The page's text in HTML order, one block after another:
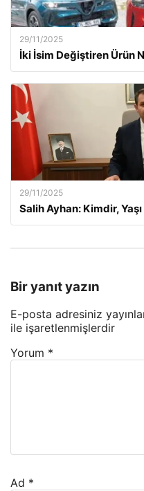
29/11/2025
İki İsim Değiştiren Ürün
29/11/2025
Salih Ayhan: Kimdir,
Bir yanıt yazın
E-posta adresiniz
ile işaretlenmişlerdir
Yorum *
Ad *